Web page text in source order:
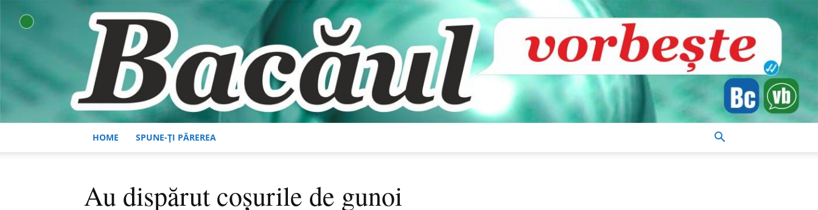
HOME SPUNE-ȚI PĂREREA
Au dispărut coșurile de gunoi